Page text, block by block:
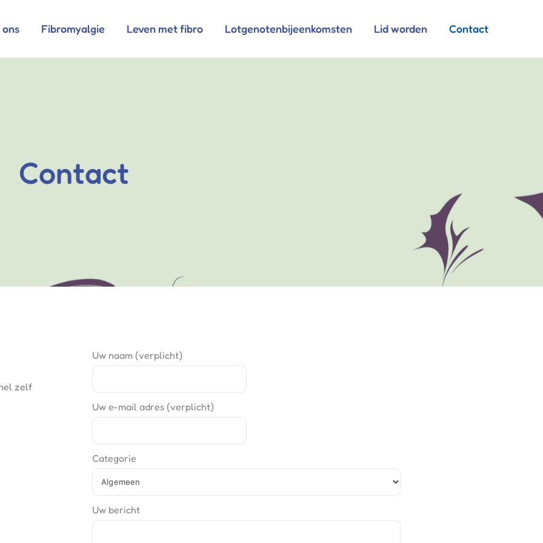
Fibromyalgie Leven met fibro Lotgenotenbijeenkomsten Lid worden Contact
Contact
zelf
Uw naam (verplicht)
Uw e-mail adres (verplicht)
Categorie
Uw bericht